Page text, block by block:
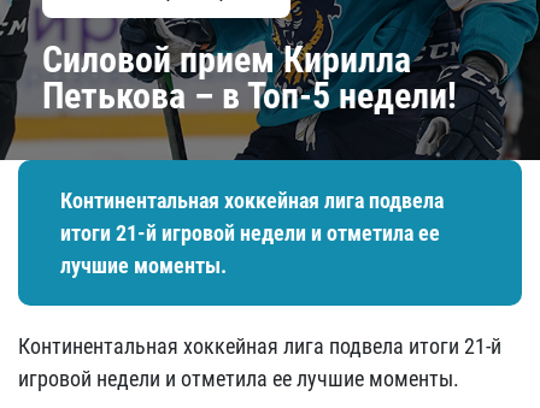
Силовой прием Кирилла
Петькова – в Топ-5 недели!
Континентальная хоккейная лига подвела
итоги 21-й игровой недели и отметила ее
лучшие моменты.
Континентальная хоккейная лига подвела итоги 21-й
игровой недели и отметила ее лучшие моменты.